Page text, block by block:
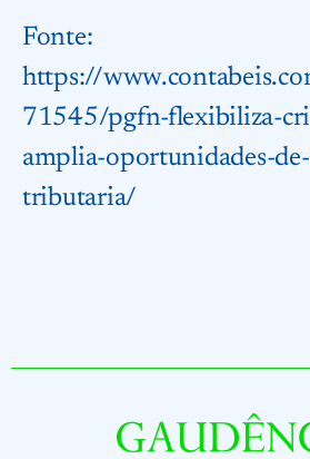
Fonte:
https://
71545/pgfn-flexibiliza-
amplia-oportunidades-
tributaria/